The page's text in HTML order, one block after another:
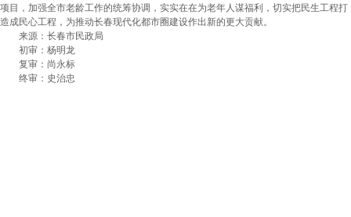
项目，加强全市老龄工作的统筹协调，实实在在为老年人谋福利，切实把民生工程打
造成民心工程，为推动长春现代化都市圈建设作出新的更大贡献。
来源：长春市民政局
初审：杨明龙
复审：尚永标
终审：史治忠